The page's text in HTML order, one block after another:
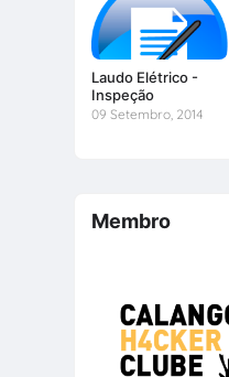
Laudo Elétrico -
Inspeção
09 Setembro, 2014
Membro